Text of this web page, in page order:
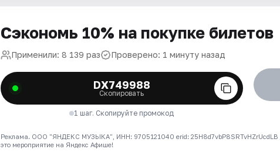
Сэкономь 10% на покупке билетов
Применили: 8 139 раз Проверено: 1 минуту назад
DX749988
Скопировать
1 шаг. Скопируйте промокод
Реклама. ООО "ЯНДЕКС МУЗЫКА", ИНН: 9705121040 erid: 25H8d7vbP8SRTvHZrUcdLB
это мероприятие на Яндекс Афише!